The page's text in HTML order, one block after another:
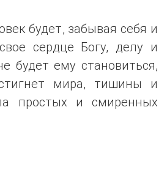
будет, забывая себя и
сердце Богу, делу и
будет ему становиться,
мира, тишины и
простых и смиренных